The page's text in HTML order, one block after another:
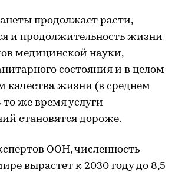
продолжает расти,
и продолжительность жизни
медицинской науки,
состояния и в целом
качества жизни (в среднем
то же время услуги
становятся дороже.
ООН, численность
вырастет к 2030 году до 8,5